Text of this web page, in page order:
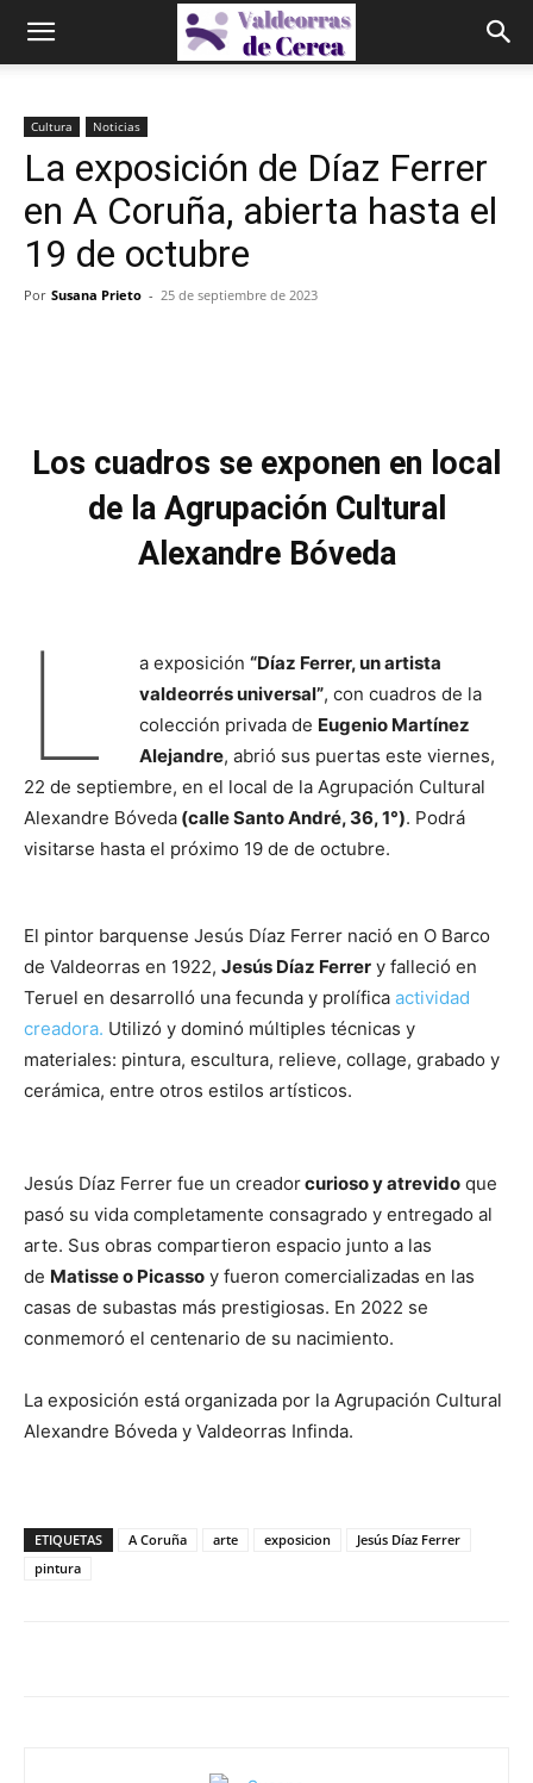
Cultura Noticias
La exposición de Díaz Ferrer
en A Coruña, abierta hasta el
19 de octubre
Por Susana Prieto - 25 de septiembre de 2023
Los cuadros se exponen en local
de la Agrupación Cultural
Alexandre Bóveda
L a exposición “Díaz Ferrer, un artista
valdeorrés universal”, con cuadros de la
colección privada de Eugenio Martínez
Alejandre, abrió sus puertas este viernes,
22 de septiembre, en el local de la Agrupación Cultural
Alexandre Bóveda (calle Santo André, 36, 1°). Podrá
visitarse hasta el próximo 19 de de octubre.
El pintor barquense Jesús Díaz Ferrer nació en O Barco
de Valdeorras en 1922, Jesús Díaz Ferrer y falleció en
Teruel en desarrolló una fecunda y prolífica actividad
creadora. Utilizó y dominó múltiples técnicas y
materiales: pintura, escultura, relieve, collage, grabado y
cerámica, entre otros estilos artísticos.
Jesús Díaz Ferrer fue un creadorcurioso y atrevido que
pasó su vida completamente consagrado y entregado al
arte. Sus obras compartieron espacio junto a las
de Matisse o Picasso y fueron comercializadas en las
casas de subastas más prestigiosas. En 2022 se
conmemoró el centenario de su nacimiento.
La exposición está organizada por la Agrupación Cultural
Alexandre Bóveda y Valdeorras Infinda.
ETIQUETAS A Coruña arte exposicion
Jesús Díaz Ferrer
pintura